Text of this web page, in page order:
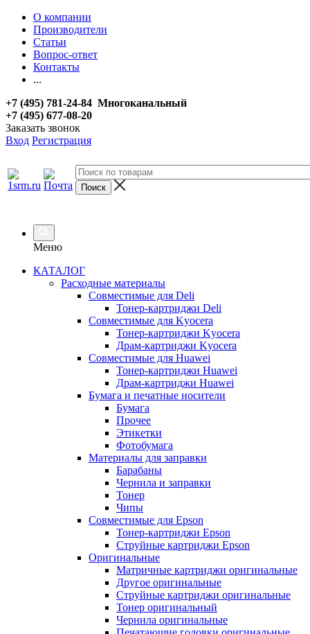
О компании
Производители
Статьи
Вопрос-ответ
Контакты
...
+7 (495) 781-24-84 Многоканальный
+7 (495) 677-08-20
Заказать звонок
Вход Регистрация
Меню
КАТАЛОГ
Расходные материалы
Совместимые для Deli
Тонер-картриджи Deli
Совместимые для Kyocera
Тонер-картриджи Kyocera
Драм-картриджи Kyocera
Совместимые для Huawei
Тонер-картриджи Huawei
Драм-картриджи Huawei
Бумага и печатные носители
Бумага
Прочее
Этикетки
Фотобумага
Материалы для заправки
Барабаны
Чернила и заправки
Тонер
Чипы
Совместимые для Epson
Тонер-картриджи Epson
Струйные картриджи Epson
Оригинальные
Матричные картриджи оригинальные
Другое оригинальные
Струйные картриджи оригинальные
Тонер оригинальный
Чернила оригинальные